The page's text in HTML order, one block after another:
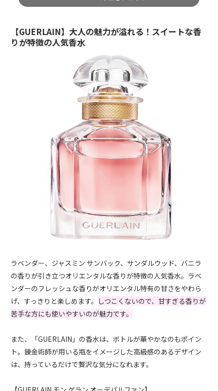
【GUERLAIN】大人の魅力が溢れる！スイートな香
りが特徴の人気香水
ラベンダー、ジャスミン サンバック、サンダルウッド、バニラ
の香りが引き立つオリエンタルな香りが特徴の人気香水。ラベ
ンダーのフレッシュな香りがオリエンタル特有の甘さをやわら
げ、すっきりと楽しめます。 しつこくないので、甘すぎる香りが
苦手な方にも使いやすいのが魅力です。
また、「GUERLAIN」の香水は、ボトルが華やかなのもポイン
ト。錬金術師が用いる瓶をイメージした高級感のあるデザイン
は、持っているだけで贅沢な気分になれます。